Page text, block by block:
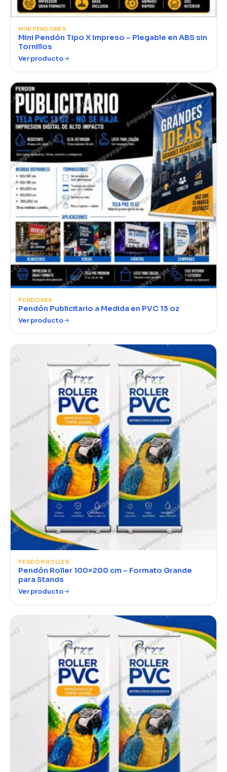
MINI PENDONES
Mini Pendón Tipo X Impreso – Plegable en ABS sin
Tornillos
Ver producto
PENDONES
Pendón Publicitario a Medida en PVC 13 oz
Ver producto
PENDÓN ROLLER
Pendón Roller 100×200 cm – Formato Grande
para Stands
Ver producto